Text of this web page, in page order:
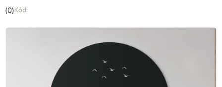
Průměrné
produktu
(0)